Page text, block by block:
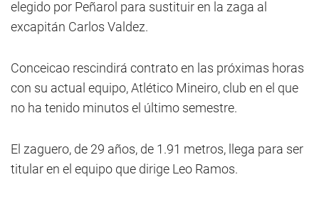
elegido por Peñarol para sustituir en la zaga al
excapitán Carlos Valdez.
Conceicao rescindirá contrato en las próximas horas
con su actual equipo, Atlético Mineiro, club en el que
no ha tenido minutos el último semestre.
El zaguero, de 29 años, de 1.91 metros, llega para ser
titular en el equipo que dirige Leo Ramos.